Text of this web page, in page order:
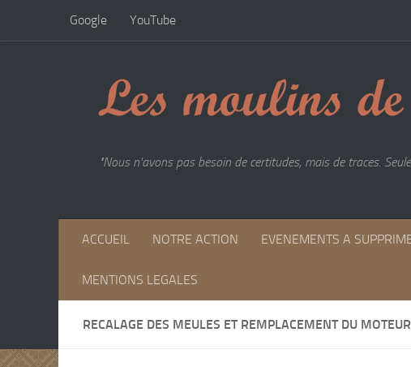
Skip to content
Google YouTube
"Nous n'avons pas besoin de certitudes, mais de traces.
ACCUEIL NOTRE ACTION EVENEMENTS A
MENTIONS LEGALES
RECALAGE DES MEULES ET REMPLACEMENT DU MOTEUR